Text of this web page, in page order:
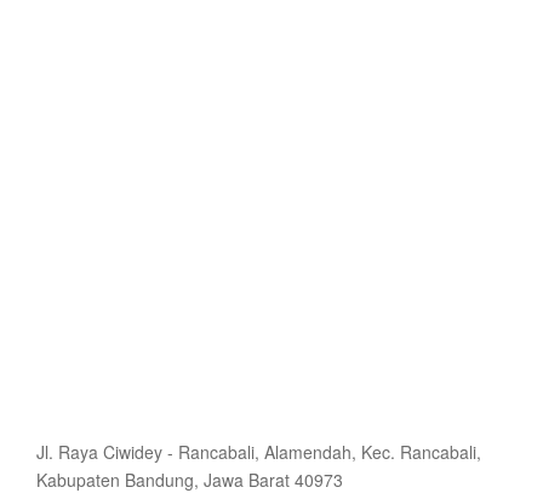
Jl. Raya Ciwidey - Rancabali, Alamendah, Kec. Rancabali,
Kabupaten Bandung, Jawa Barat 40973